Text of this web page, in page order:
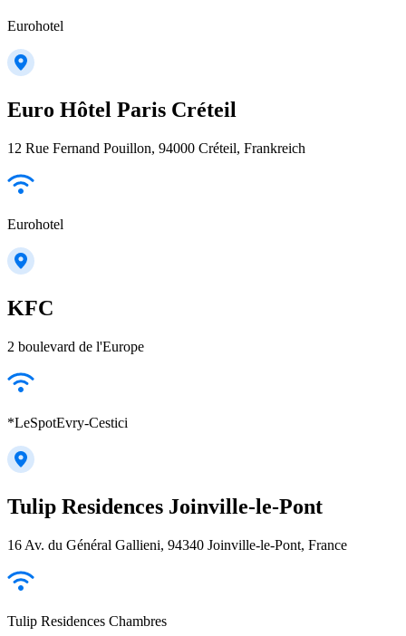
Eurohotel
Euro Hôtel Paris Créteil
12 Rue Fernand Pouillon, 94000 Créteil, Frankreich
Eurohotel
KFC
2 boulevard de l'Europe
*LeSpotEvry-Cestici
Tulip Residences Joinville-le-Pont
16 Av. du Général Gallieni, 94340 Joinville-le-Pont, France
Tulip Residences Chambres